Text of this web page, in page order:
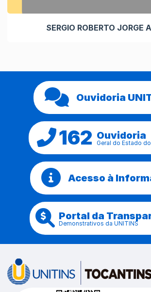
SERGIO ROBERTO JORGE
Ouvidoria
162 Ouvidoria
Geral do Estado
Acesso à
Portal da
Demonstrativos da UNITINS